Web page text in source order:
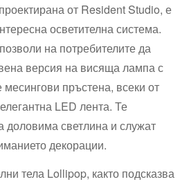
от Resident Studio, е
осветителна система.
на потребителите да
версия на висяща лампа с
пръстена, всеки от
LED лента. Те
доловима светлина и служат
декорации.
тела Lollipop, както подсказва